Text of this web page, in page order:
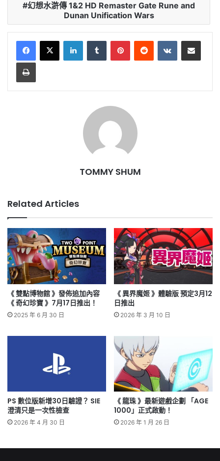
幻想水滸傳 1&2 HD Remaster Gate Rune and
Dunan Unification Wars
LinkedInTumblr PinterestReddit VKontakteShare via Email
Print
TOMMY SHUM
Related Articles
《 雙點博物館 》發佈追加內容
《 奇幻珍寶 》7月17日推出！
2025 年 6 月 30 日
《 異界魔姬 》體驗版 預定3月12
日推出
2026 年 3 月 10 日
PS 數位版新增30日驗證？ SIE
澄清只是一次性檢查
2026 年 4 月 30 日
《 龍珠 》最新遊戲企劃 「AGE
1000」正式啟動！
2026 年 1 月 26 日